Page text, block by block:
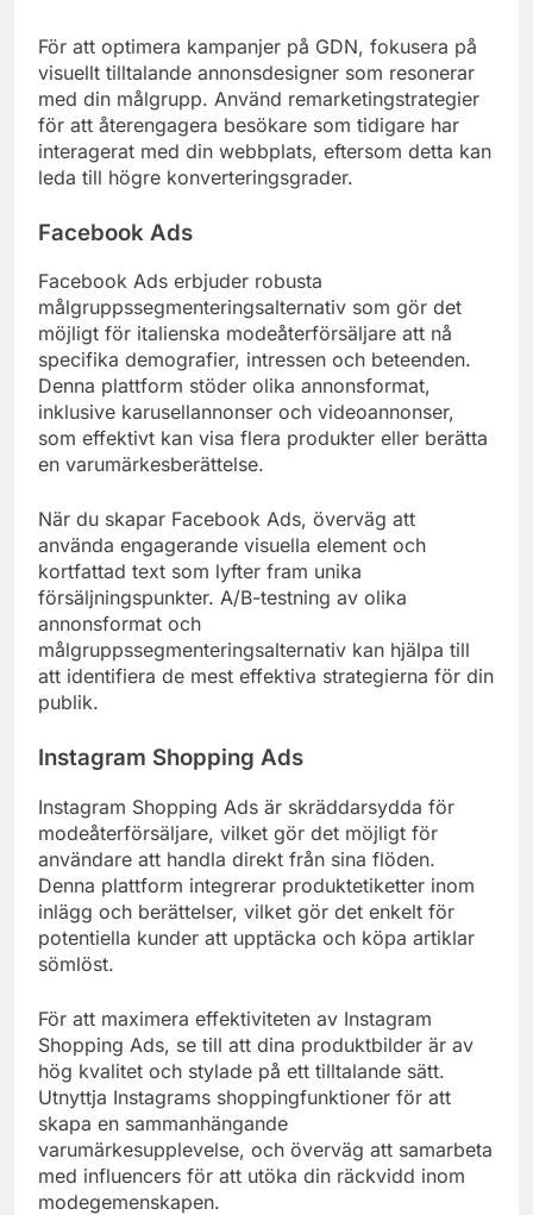
För att optimera kampanjer på GDN, fokusera på
visuellt tilltalande annonsdesigner som resonerar
med din målgrupp. Använd remarketingstrategier
för att återengagera besökare som tidigare har
interagerat med din webbplats, eftersom detta kan
leda till högre konverteringsgrader.
Facebook Ads
Facebook Ads erbjuder robusta
målgruppssegmenteringsalternativ som gör det
möjligt för italienska modeåterförsäljare att nå
specifika demografier, intressen och beteenden.
Denna plattform stöder olika annonsformat,
inklusive karusellannonser och videoannonser,
som effektivt kan visa flera produkter eller berätta
en varumärkesberättelse.
När du skapar Facebook Ads, överväg att
använda engagerande visuella element och
kortfattad text som lyfter fram unika
försäljningspunkter. A/B-testning av olika
annonsformat och
målgruppssegmenteringsalternativ kan hjälpa till
att identifiera de mest effektiva strategierna för din
publik.
Instagram Shopping Ads
Instagram Shopping Ads är skräddarsydda för
modeåterförsäljare, vilket gör det möjligt för
användare att handla direkt från sina flöden.
Denna plattform integrerar produktetiketter inom
inlägg och berättelser, vilket gör det enkelt för
potentiella kunder att upptäcka och köpa artiklar
sömlöst.
För att maximera effektiviteten av Instagram
Shopping Ads, se till att dina produktbilder är av
hög kvalitet och stylade på ett tilltalande sätt.
Utnyttja Instagrams shoppingfunktioner för att
skapa en sammanhängande
varumärkesupplevelse, och överväg att samarbeta
med influencers för att utöka din räckvidd inom
modegemenskapen.